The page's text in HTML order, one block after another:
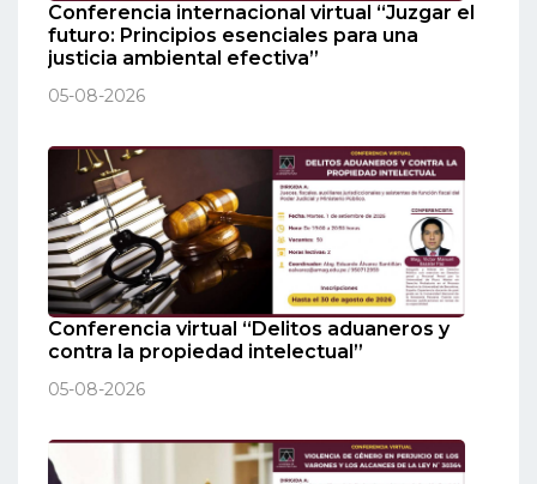
Conferencia internacional virtual “Juzgar el
futuro: Principios esenciales para una
justicia ambiental efectiva”
05-08-2026
Conferencia virtual “Delitos aduaneros y
contra la propiedad intelectual”
05-08-2026